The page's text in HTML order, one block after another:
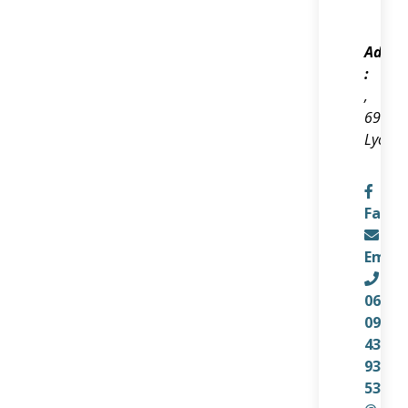
:
,
69005
Lyon
Email
06
09
43
93
53